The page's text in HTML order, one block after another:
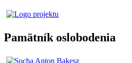
Pamätník oslobodenia